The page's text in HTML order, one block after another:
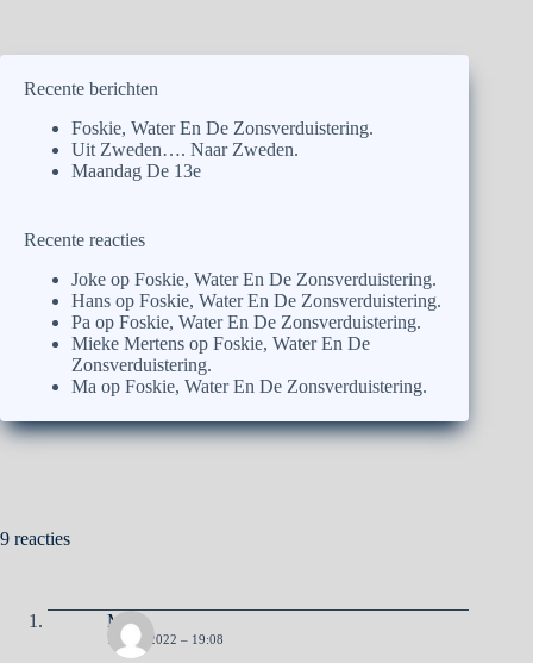
Recente berichten
Foskie, Water En De Zonsverduistering.
Uit Zweden…. Naar Zweden.
Maandag De 13e
Recente reacties
Joke op Foskie, Water En De Zonsverduistering.
Hans op Foskie, Water En De Zonsverduistering.
Pa op Foskie, Water En De Zonsverduistering.
Mieke Mertens op Foskie, Water En De
Zonsverduistering.
Ma op Foskie, Water En De Zonsverduistering.
9 reacties
Ma
7 JULI 2022 – 19:08